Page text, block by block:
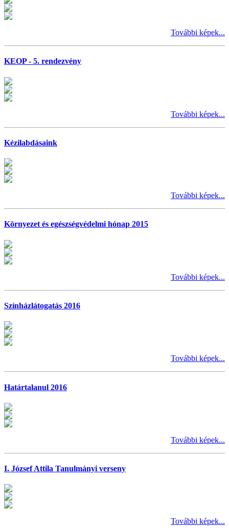
További képek...
KEOP - 5. rendezvény
További képek...
Kézilabdásaink
További képek...
Környezet és egészségvédelmi hónap 2015
További képek...
Színházlátogatás 2016
További képek...
Határtalanul 2016
További képek...
I. József Attila Tanulmányi verseny
További képek...